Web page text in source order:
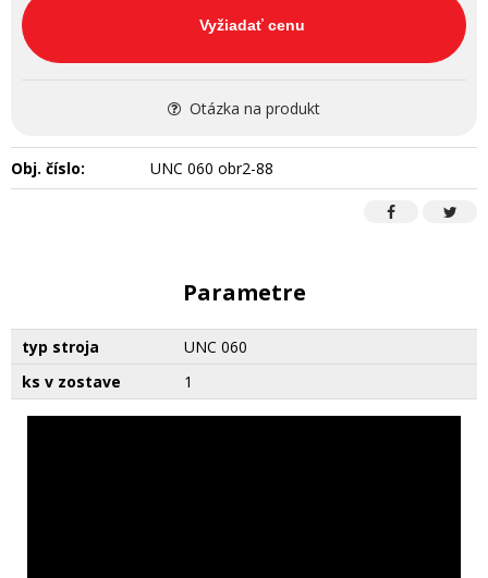
Vyžiadať cenu
Otázka na produkt
Obj. číslo: UNC 060 obr2-88
Parametre
typ stroja
UNC 060
ks v zostave
1